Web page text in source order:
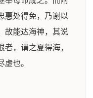
惠处得免，乃谢以
故能达海神，其说
，谓之夏得海，
也。